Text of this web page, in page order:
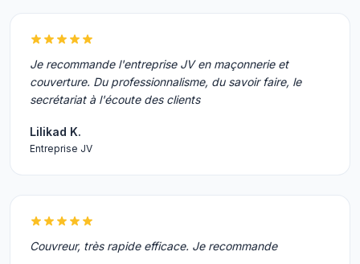
Je recommande l'entreprise JV en maçonnerie et
couverture. Du professionnalisme, du savoir faire, le
secrétariat à l'écoute des clients
Lilikad K.
Entreprise JV
Couvreur, très rapide efficace. Je recommande